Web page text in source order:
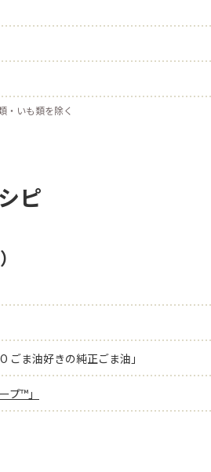
・いも類を除く
ピ
ごま油好きの純正ごま油」
プ™」